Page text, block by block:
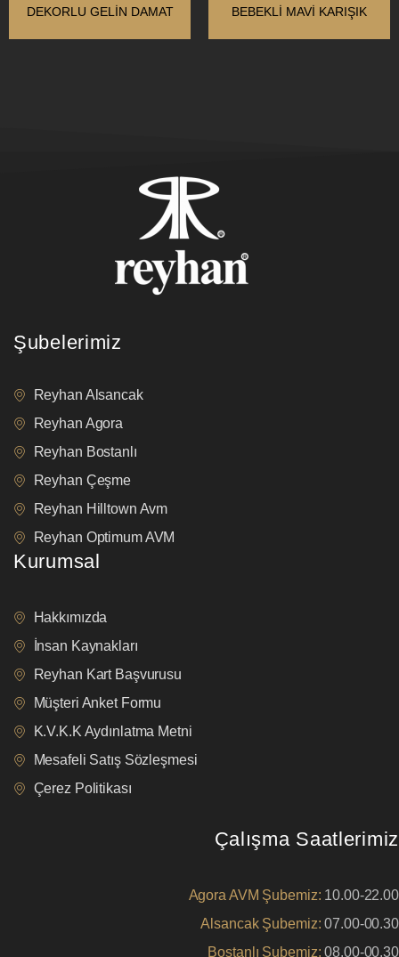
DEKORLU GELIN DAMAT BEBEKLI MAVI KARIŞIK
Şubelerimiz
Reyhan Alsancak
Reyhan Agora
Reyhan Bostanlı
Reyhan Çeşme
Reyhan Hilltown Avm
Reyhan Optimum AVM
Kurumsal
Hakkımızda
İnsan Kaynakları
Reyhan Kart Başvurusu
Müşteri Anket Formu
K.V.K.K Aydınlatma Metni
Mesafeli Satış Sözleşmesi
Çerez Politikası
Çalışma Saatlerimiz
Agora AVM Şubemiz: 10.00-22.00
Alsancak Şubemiz: 07.00-00.30
Bostanlı Şubemiz: 08.00-00.30